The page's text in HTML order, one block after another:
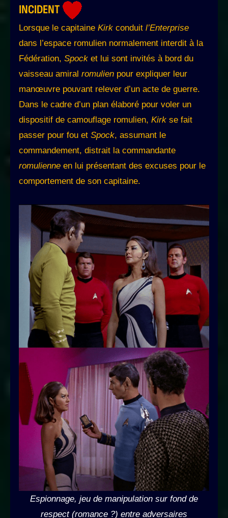
INCIDENT
Lorsque le capitaine Kirk conduit l’Enterprise
dans l’espace romulien normalement interdit à la
Fédération, Spock et lui sont invités à bord du
vaisseau amiral romulien pour expliquer leur
manœuvre pouvant relever d’un acte de guerre.
Dans le cadre d’un plan élaboré pour voler un
dispositif de camouflage romulien, Kirk se fait
passer pour fou et Spock, assumant le
commandement, distrait la commandante
romulienne en lui présentant des excuses pour le
comportement de son capitaine.
Espionnage, jeu de manipulation sur fond de
respect (romance ?) entre adversaires